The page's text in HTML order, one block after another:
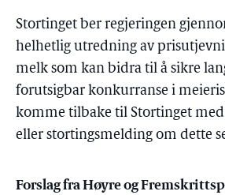
Stortinget ber regjeringen
helhetlig utredning av
melk som kan bidra til å sikre
forutsigbar konkurranse i
komme tilbake til Stortinget
eller stortingsmelding om dette
Forslag fra Høyre og